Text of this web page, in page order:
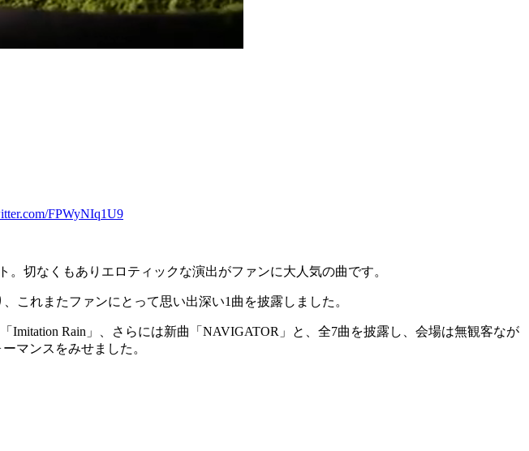
FPWyNIq1U9
。切なくもありエロティックな演出がファンに大人気の曲です。
これまたファンにとって思い出深い1曲を披露しました。
Rain」、さらには新曲「NAVIGATOR」と、全7曲を披露し、会場は無観客なが
マンスをみせました。